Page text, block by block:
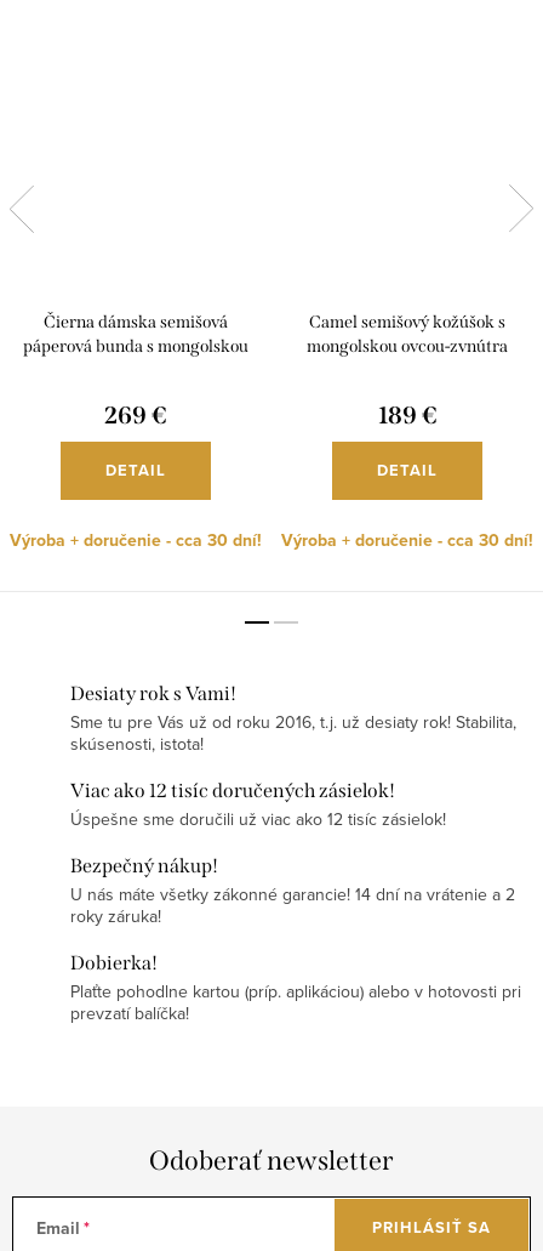
Čierna dámska semišová
páperová bunda s mongolskou
269 €
DETAIL
Výroba + doručenie - cca 30 dní!
Camel semišový kožúšok s
mongolskou ovcou-zvnútra
189 €
DETAIL
Výroba + doručenie - cca 30 dní!
Desiaty rok s Vami!
Sme tu pre Vás už od roku 2016, t.j. už desiaty rok! Stabilita,
skúsenosti, istota!
Viac ako 12 tisíc doručených zásielok!
Úspešne sme doručili už viac ako 12 tisíc zásielok!
Bezpečný nákup!
U nás máte všetky zákonné garancie! 14 dní na vrátenie a 2
roky záruka!
Dobierka!
Plaťte pohodlne kartou (príp. aplikáciou) alebo v hotovosti pri
prevzatí balíčka!
Odoberať newsletter
Email PRIHLÁSIŤ SA